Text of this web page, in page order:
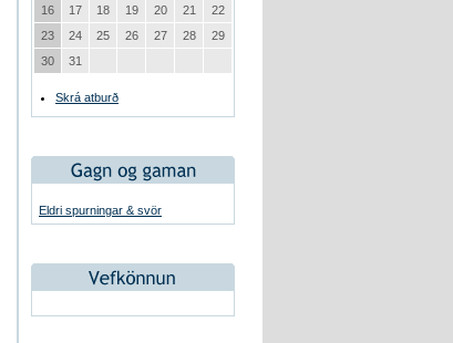
16
17 18 19 20 21
22
23
24 25 26 27 28
29
30
31
Skrá atburð
Eldri spurningar & svör